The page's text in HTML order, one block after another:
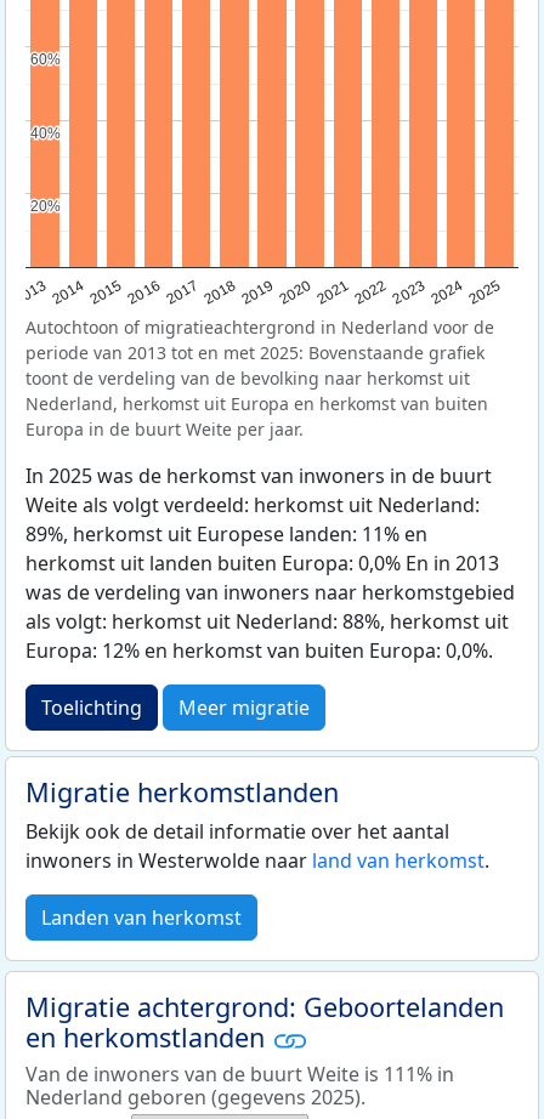
20132014201520162017 20182019 202020212022202320242025
20%
20%
40%
40%
60%
60%
Autochtoon of migratieachtergrond in Nederland voor de
periode van 2013 tot en met 2025: Bovenstaande grafiek
toont de verdeling van de bevolking naar herkomst uit
Nederland, herkomst uit Europa en herkomst van buiten
Europa in de buurt Weite per jaar.
In 2025 was de herkomst van inwoners in de buurt
Weite als volgt verdeeld: herkomst uit Nederland:
89%, herkomst uit Europese landen: 11% en
herkomst uit landen buiten Europa: 0,0% En in 2013
was de verdeling van inwoners naar herkomstgebied
als volgt: herkomst uit Nederland: 88%, herkomst uit
Europa: 12% en herkomst van buiten Europa: 0,0%.
Toelichting Meer migratie
Migratie herkomstlanden
Bekijk ook de detail informatie over het aantal
inwoners in Westerwolde naar land van herkomst.
Landen van herkomst
Migratie achtergrond: Geboortelanden
en herkomstlanden
Van de inwoners van de buurt Weite is 111% in
Nederland geboren (gegevens 2025).